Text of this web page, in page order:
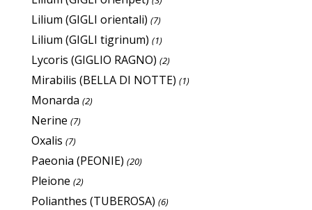
Lilium (GIGLI orientali) (7)
Lilium (GIGLI tigrinum) (1)
Lycoris (GIGLIO RAGNO) (2)
Mirabilis (BELLA DI NOTTE) (1)
Monarda (2)
Nerine (7)
Oxalis (7)
Paeonia (PEONIE) (20)
Pleione (2)
Polianthes (TUBEROSA) (6)